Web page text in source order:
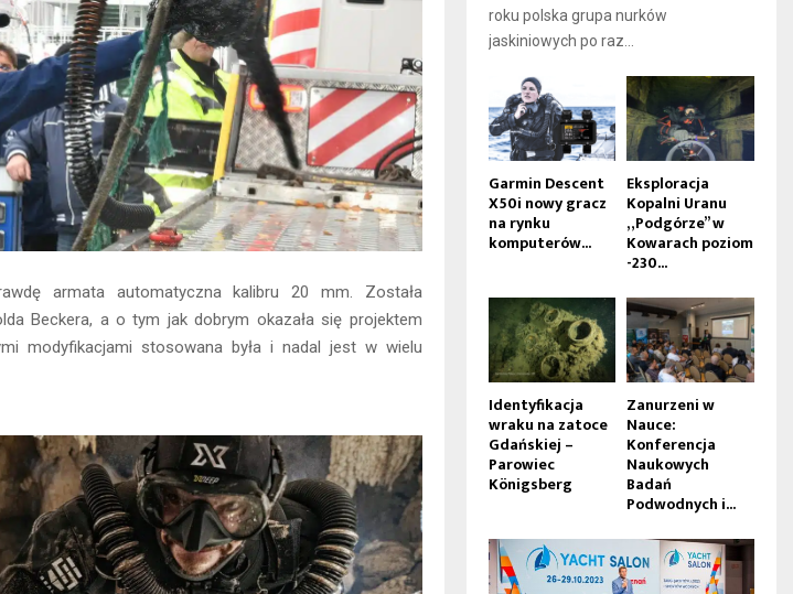
armata automatyczna kalibru 20 mm. Została
Beckera, a o tym jak dobrym okazała się projektem
modyfikacjami stosowana była i nadal jest w wielu
roku polska grupa nurków
jaskiniowych po raz...
Garmin Descent
X50i nowy gracz
na rynku
komputerów...
Eksploracja
Kopalni Uranu
„Podgórze” w
Kowarach poziom
-230...
Identyfikacja
wraku na zatoce
Gdańskiej –
Parowiec
Königsberg
Zanurzeni w
Nauce:
Konferencja
Naukowych
Badań
Podwodnych i...